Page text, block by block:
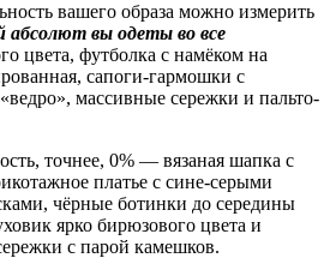
вашего образа можно измерить
абсолют вы одеты во все
цвета, футболка с намёком на
сапоги-гармошки с
массивные сережки и пальто-
точнее, 0% — вязаная шапка с
платье с сине-серыми
чёрные ботинки до середины
ярко бирюзового цвета и
с парой камешков.